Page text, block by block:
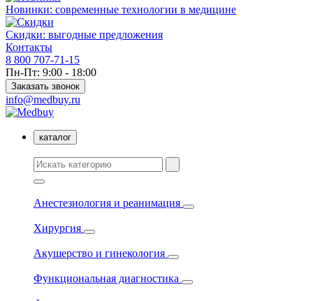
Новинки: современные технологии в медицине
Скидки: выгодные предложения
Контакты
8 800 707-71-15
Пн-Пт: 9:00 - 18:00
Заказать звонок
info@medbuy.ru
каталог
Анестезиология и реанимация
Хирургия
Акушерство и гинекология
Функциональная диагностика